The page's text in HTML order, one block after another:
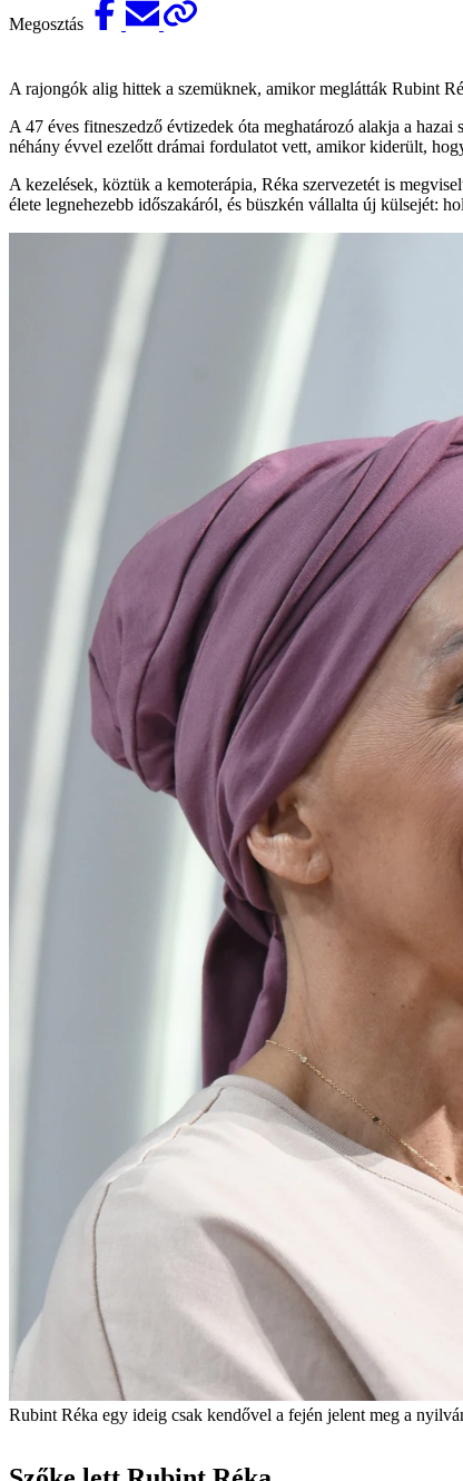
Megosztás
A rajongók alig hittek a szemüknek, amikor meglátták Rubint
A 47 éves fitneszedző évtizedek óta meghatározó alakja a
néhány évvel ezelőtt drámai fordulatot vett, amikor kiderült,
A kezelések, köztük a kemoterápia, Réka szervezetét is
élete legnehezebb időszakáról, és büszkén vállalta új külsejét:
Rubint Réka egy ideig csak kendővel a fején jelent meg a